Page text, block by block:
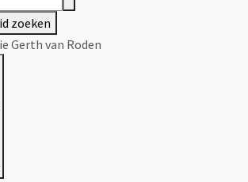
zoeken
Gerth van Roden